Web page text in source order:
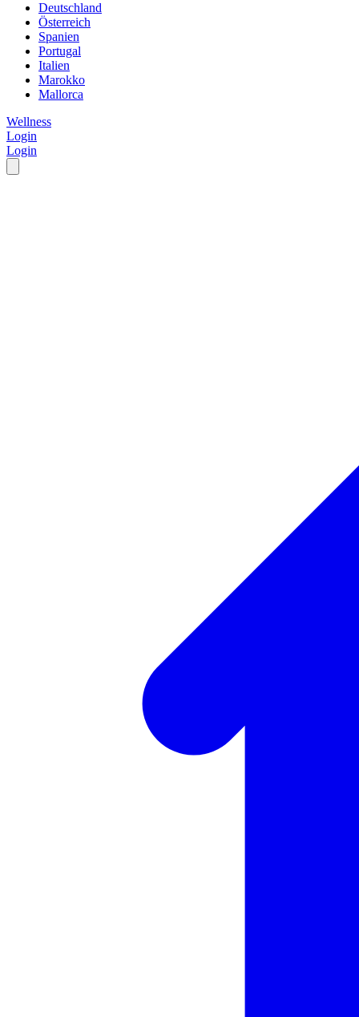
Deutschland
Österreich
Spanien
Portugal
Italien
Marokko
Mallorca
Wellness
Login
Login